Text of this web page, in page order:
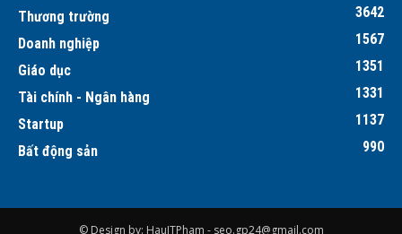
Thương trường
3642
Doanh nghiệp
1567
Giáo dục
1351
Tài chính - Ngân hàng
1331
Startup
1137
Bất động sản
990
© Design by: HauITPham - seo.gp24@gmail.com